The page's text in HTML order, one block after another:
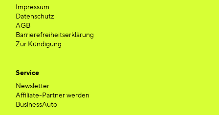
Impressum
Datenschutz
AGB
Barrierefreiheitserklärung
Zur Kündigung
Service
Newsletter
Affiliate-Partner werden
BusinessAuto